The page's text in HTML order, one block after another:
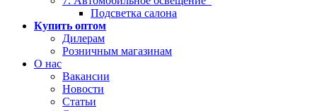
Подсветка салона
Купить оптом
Дилерам
Розничным магазинам
О нас
Вакансии
Новости
Статьи